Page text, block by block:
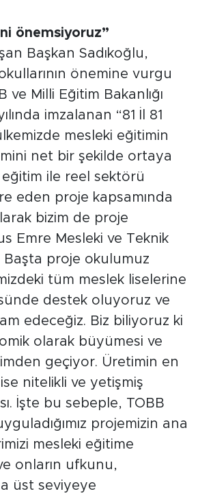
önemsiyoruz”
Başkan Sadıkoğlu,
önemine vurgu
ve Milli Eğitim Bakanlığı
imzalanan “81 İl 81
mesleki eğitimin
net bir şekilde ortaya
eğitim ile reel sektörü
eden proje kapsamında
bizim de proje
Emre Mesleki ve Teknik
Başta proje okulumuz
tüm meslek liselerine
destek oluyoruz ve
edeceğiz. Biz biliyoruz ki
olarak büyümesi ve
geçiyor. Üretimin en
ise nitelikli ve yetişmiş
İşte bu sebeple, TOBB
projemizin ana
mesleki eğitime
onların ufkunu,
üst seviyeye